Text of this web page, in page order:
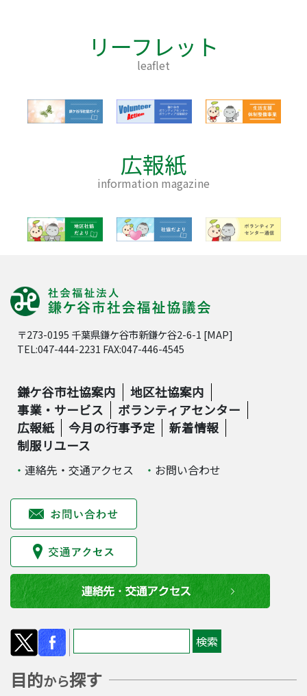
リーフレット
leaflet
広報紙
information magazine
〒273-0195 千葉県鎌ケ谷市新鎌ケ谷2-6-1 [MAP]
TEL:047-444-2231 FAX:047-446-4545
鎌ケ谷市社協案内
地区社協案内
事業・サービス
ボランティアセンター
広報紙
今月の行事予定
新着情報
制服リユース
連絡先・交通アクセス お問い合わせ
目的から探す